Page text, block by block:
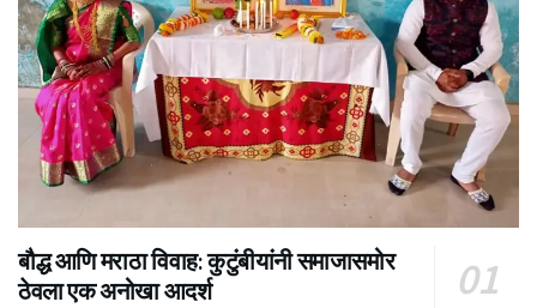
बौद्ध आणि मराठा विवाह: कुटुंबीयांनी समाजासमोर
ठेवला एक अनोखा आदर्श